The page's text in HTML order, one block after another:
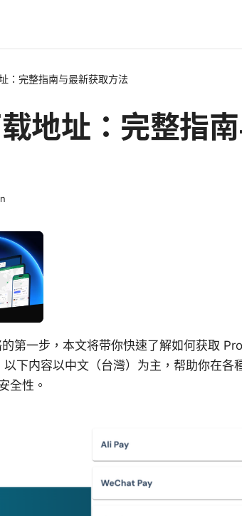
：完整指南与最新获取方法
地址：完整指
第一步，本文将带你快速了解如何获取
下内容以中文（台灣）为主，帮助你在各
全性。